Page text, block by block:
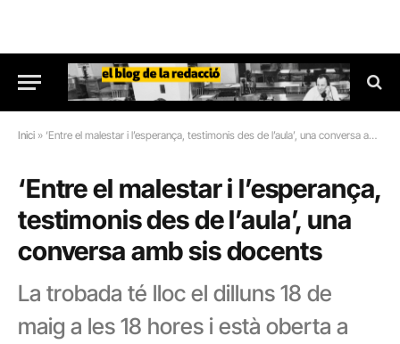
Inici » ‘Entre el malestar i l’esperança, testimonis des de l’aula’, una conversa amb sis docents
‘Entre el malestar i l’esperança,
testimonis des de l’aula’, una
conversa amb sis docents
La trobada té lloc el dilluns 18 de
maig a les 18 hores i està oberta a